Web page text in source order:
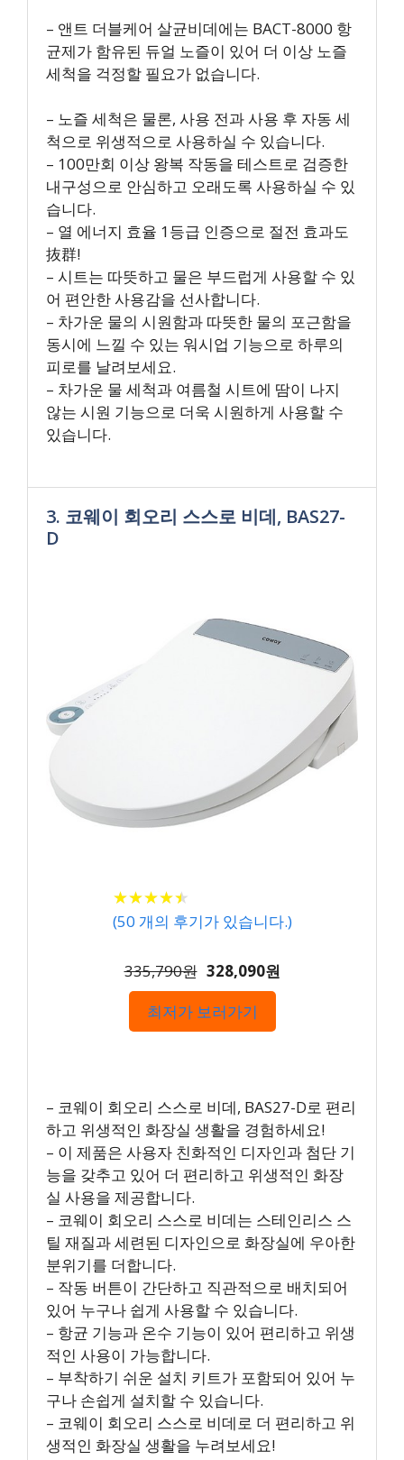
– 앤트 더블케어 살균비데에는 BACT-8000 항
균제가 함유된 듀얼 노즐이 있어 더 이상 노즐
세척을 걱정할 필요가 없습니다.
– 노즐 세척은 물론, 사용 전과 사용 후 자동 세
척으로 위생적으로 사용하실 수 있습니다.
– 100만회 이상 왕복 작동을 테스트로 검증한
내구성으로 안심하고 오래도록 사용하실 수 있
습니다.
– 열 에너지 효율 1등급 인증으로 절전 효과도
抜群!
– 시트는 따뜻하고 물은 부드럽게 사용할 수 있
어 편안한 사용감을 선사합니다.
– 차가운 물의 시원함과 따뜻한 물의 포근함을
동시에 느낄 수 있는 워시업 기능으로 하루의
피로를 날려보세요.
– 차가운 물 세척과 여름철 시트에 땀이 나지
않는 시원 기능으로 더욱 시원하게 사용할 수
있습니다.
3. 코웨이 회오리 스스로 비데, BAS27-
D
★★★★★
★★★★★
(50 개의 후기가 있습니다.)
335,790원 328,090원
최저가 보러가기
– 코웨이 회오리 스스로 비데, BAS27-D로 편리
하고 위생적인 화장실 생활을 경험하세요!
– 이 제품은 사용자 친화적인 디자인과 첨단 기
능을 갖추고 있어 더 편리하고 위생적인 화장
실 사용을 제공합니다.
– 코웨이 회오리 스스로 비데는 스테인리스 스
틸 재질과 세련된 디자인으로 화장실에 우아한
분위기를 더합니다.
– 작동 버튼이 간단하고 직관적으로 배치되어
있어 누구나 쉽게 사용할 수 있습니다.
– 항균 기능과 온수 기능이 있어 편리하고 위생
적인 사용이 가능합니다.
– 부착하기 쉬운 설치 키트가 포함되어 있어 누
구나 손쉽게 설치할 수 있습니다.
– 코웨이 회오리 스스로 비데로 더 편리하고 위
생적인 화장실 생활을 누려보세요!